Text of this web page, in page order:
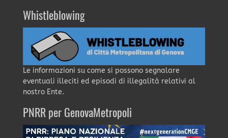
Whistleblowing
Le informazioni su come si possono segnalare
eventuali illeciti ed episodi di illegalità relativi al
nostro Ente.
PNRR per GenovaMetropoli